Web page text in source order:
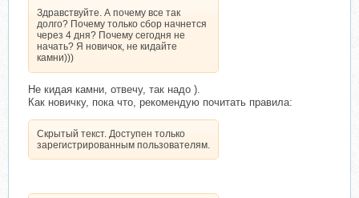
Здравствуйте. А почему все так
долго? Почему только сбор начнется
через 4 дня? Почему сегодня не
начать? Я новичок, не кидайте
камни)))
Не кидая камни, отвечу, так надо ).
Как новичку, пока что, рекомендую почитать правила:
Скрытый текст. Доступен только
зарегистрированным пользователям.